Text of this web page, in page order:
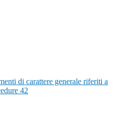
di carattere generale riferiti a
42